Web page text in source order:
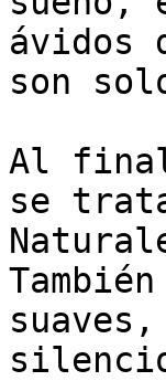
ávidos
son
Al
se